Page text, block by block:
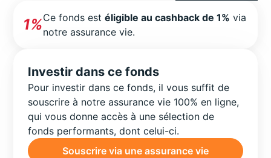
1%Ce fonds estéligible au cashback de 1% via
notre assurance vie.
Investir dans ce fonds
Pour investir dans ce fonds, il vous suffit de
souscrire à notre assurance vie 100% en ligne,
qui vous donne accès à une sélection de
fonds performants, dont celui-ci.
Souscrire via une assurance vie